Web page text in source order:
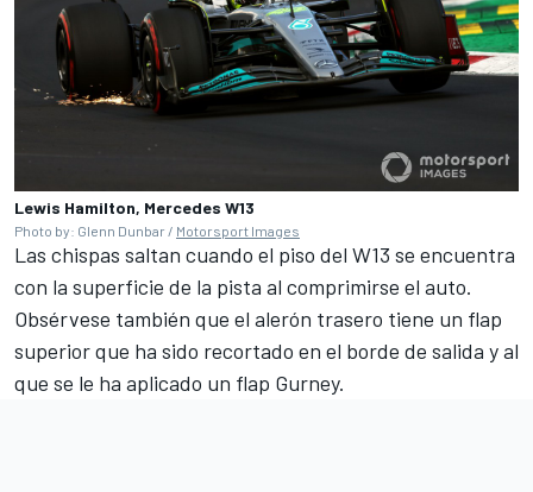
Lewis Hamilton, Mercedes W13
Photo by: Glenn Dunbar / Motorsport Images
Las chispas saltan cuando el piso del W13 se encuentra
con la superficie de la pista al comprimirse el auto.
Obsérvese también que el alerón trasero tiene un flap
superior que ha sido recortado en el borde de salida y al
que se le ha aplicado un flap Gurney.